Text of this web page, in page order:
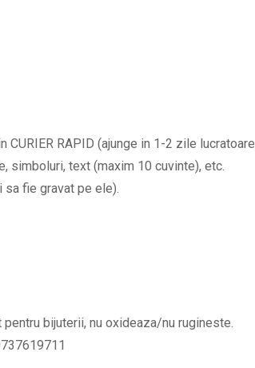
departe
unul
de
BPC323
CURIER RAPID (ajunge in 1-2 zile
simboluri, text (maxim 10 cuvinte), etc.
fie gravat pe ele).
bijuterii, nu oxideaza/nu rugineste.